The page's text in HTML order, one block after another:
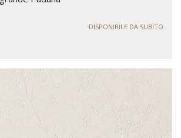
DISPONIBILE DA SUBITO